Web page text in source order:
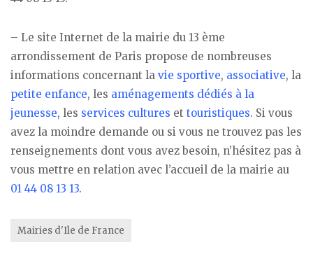
– Le site Internet de la mairie du 13 ème
arrondissement de Paris propose de nombreuses
informations concernant la vie sportive, associative, la
petite enfance, les aménagements dédiés à la
jeunesse, les services cultures et touristiques. Si vous
avez la moindre demande ou si vous ne trouvez pas les
renseignements dont vous avez besoin, n’hésitez pas à
vous mettre en relation avec l’accueil de la mairie au
01 44 08 13 13.
Mairies d'Ile de France